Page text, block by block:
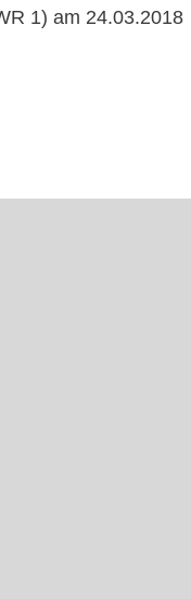
1) am 24.03.2018